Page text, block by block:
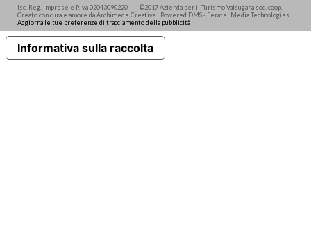
Isc. Reg. Imprese e P.Iva 02043090220 | ©2017 Azienda per il Turismo Valsugana soc. coop.
Creato con cura e amore da Archimede.Creativa | Powered DMS - Feratel Media Technologies
Aggiorna le tue preferenze di tracciamento della pubblicità
Informativa sulla raccolta